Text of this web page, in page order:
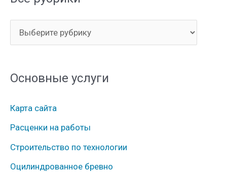
с
р
б
р
и
к
Основные услуги
Карта сайта
Расценки на работы
Строительство по технологии
Оцилиндрованное бревно